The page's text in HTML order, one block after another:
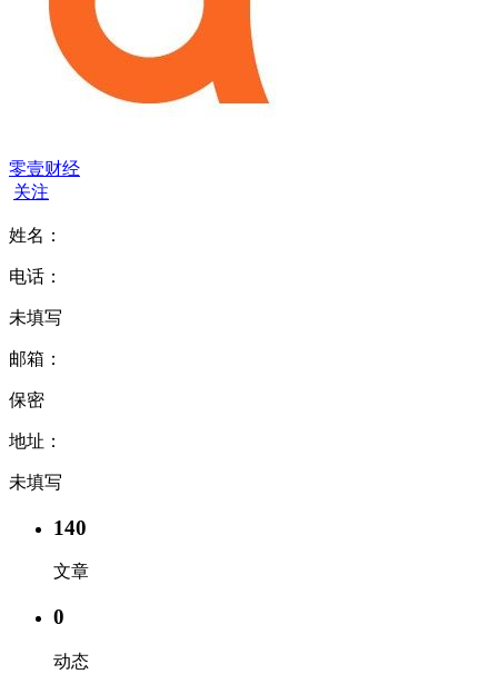
零壹财经
关注
姓名：
电话：
未填写
邮箱：
保密
地址：
未填写
140
文章
0
动态